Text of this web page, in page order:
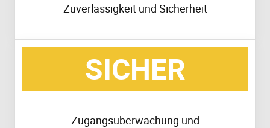
Zuverlässigkeit und Sicherheit
SICHER
Zugangsüberwachung und